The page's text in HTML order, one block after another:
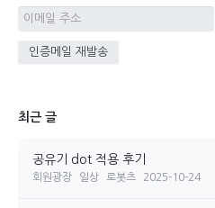
최근 글
공유기 dot 적용 후기
회원광장 일상 로봇츠 2025-10-24